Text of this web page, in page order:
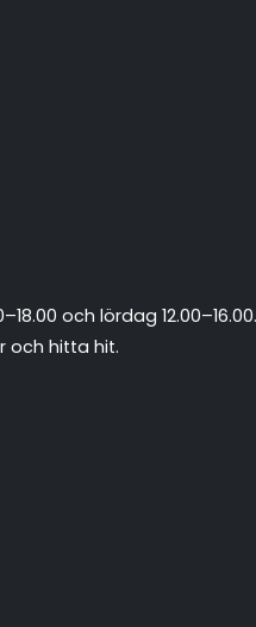
och lördag 12.00–16.00.
och hitta hit.